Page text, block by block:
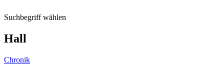
Suchbegriff wählen
Hall
Chronik